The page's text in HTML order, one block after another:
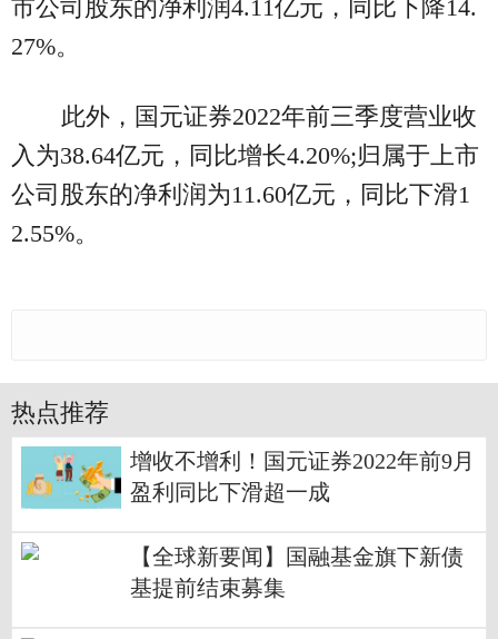
市公司股东的净利润4.11亿元，同比下降14.
27%。
此外，国元证券2022年前三季度营业收
入为38.64亿元，同比增长4.20%;归属于上市
公司股东的净利润为11.60亿元，同比下滑1
2.55%。
热点推荐
增收不增利！国元证券2022年前9月
盈利同比下滑超一成
【全球新要闻】国融基金旗下新债
基提前结束募集